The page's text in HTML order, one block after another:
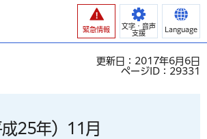
緊急情報
文字・音声
支援
Language
更新日：2017年6月6日
ページID：29331
25年）11月